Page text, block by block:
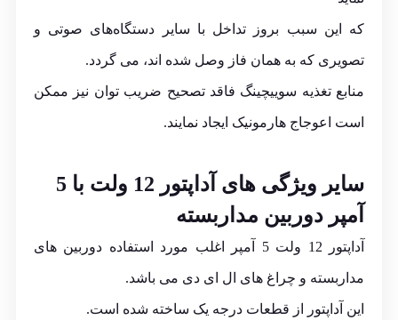
که این سبب بروز تداخل با سایر دستگاه‌های صوتی و
تصویری که به همان فاز وصل شده اند، می گردد.
منابع تغذیه سوییچینگ فاقد تصحیح ضریب توان نیز ممکن
است اعوجاج هارمونیک ایجاد نمایند.
سایر ویژگی های آداپتور 12 ولت با 5
آمپر دوربین مداربسته
آداپتور 12 ولت 5 آمپر اغلب مورد استفاده دوربین های
مداربسته و چراغ های ال ای دی می باشد.
این آداپتور از قطعات درجه یک ساخته شده است.